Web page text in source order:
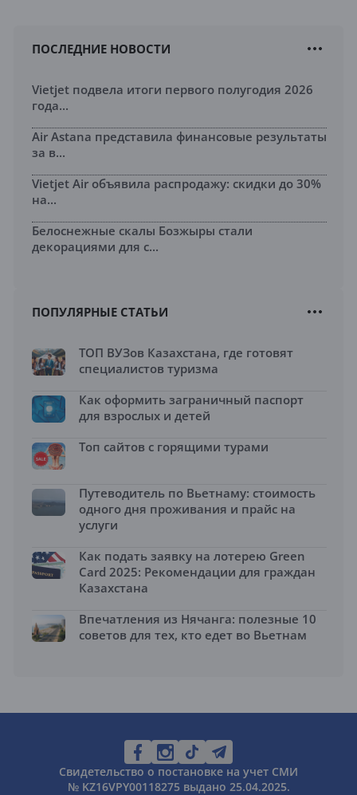
ПОСЛЕДНИЕ НОВОСТИ
Vietjet подвела итоги первого полугодия 2026
года...
Air Astana представила финансовые результаты
за в...
Vietjet Air объявила распродажу: скидки до 30%
на...
Белоснежные скалы Бозжыры стали
декорациями для с...
ПОПУЛЯРНЫЕ СТАТЬИ
ТОП ВУЗов Казахстана, где готовят
специалистов туризма
Как оформить заграничный паспорт
для взрослых и детей
Топ сайтов с горящими турами
Путеводитель по Вьетнаму: стоимость
одного дня проживания и прайс на
услуги
Как подать заявку на лотерею Green
Card 2025: Рекомендации для граждан
Казахстана
Впечатления из Нячанга: полезные 10
советов для тех, кто едет во Вьетнам
Свидетельство о постановке на учет СМИ
№ KZ16VPY00118275 выдано 25.04.2025.